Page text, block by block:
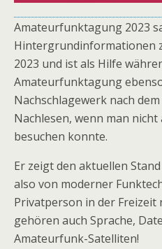
Amateurfunktagung 2023
Hintergrundinformationen
2023 und ist als Hilfe
Amateurfunktagung
Nachschlagewerk nach
Nachlesen, wenn man
besuchen konnte.
Er zeigt den aktuellen
also von moderner
Privatperson in der Freizeit
gehören auch Sprache,
Amateurfunk-Satelliten!